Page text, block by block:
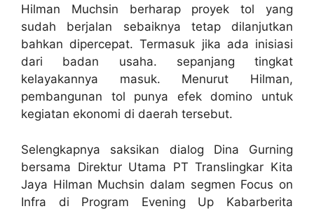
Hilman Muchsin berharap proyek tol yang
sudah berjalan sebaiknya tetap dilanjutkan
bahkan dipercepat. Termasuk jika ada inisiasi
dari badan usaha. sepanjang tingkat
kelayakannya masuk. Menurut Hilman,
pembangunan tol punya efek domino untuk
kegiatan ekonomi di daerah tersebut.
Selengkapnya saksikan dialog Dina Gurning
bersama Direktur Utama PT Translingkar Kita
Jaya Hilman Muchsin dalam segmen Focus on
Infra di Program Evening Up Kabarberita